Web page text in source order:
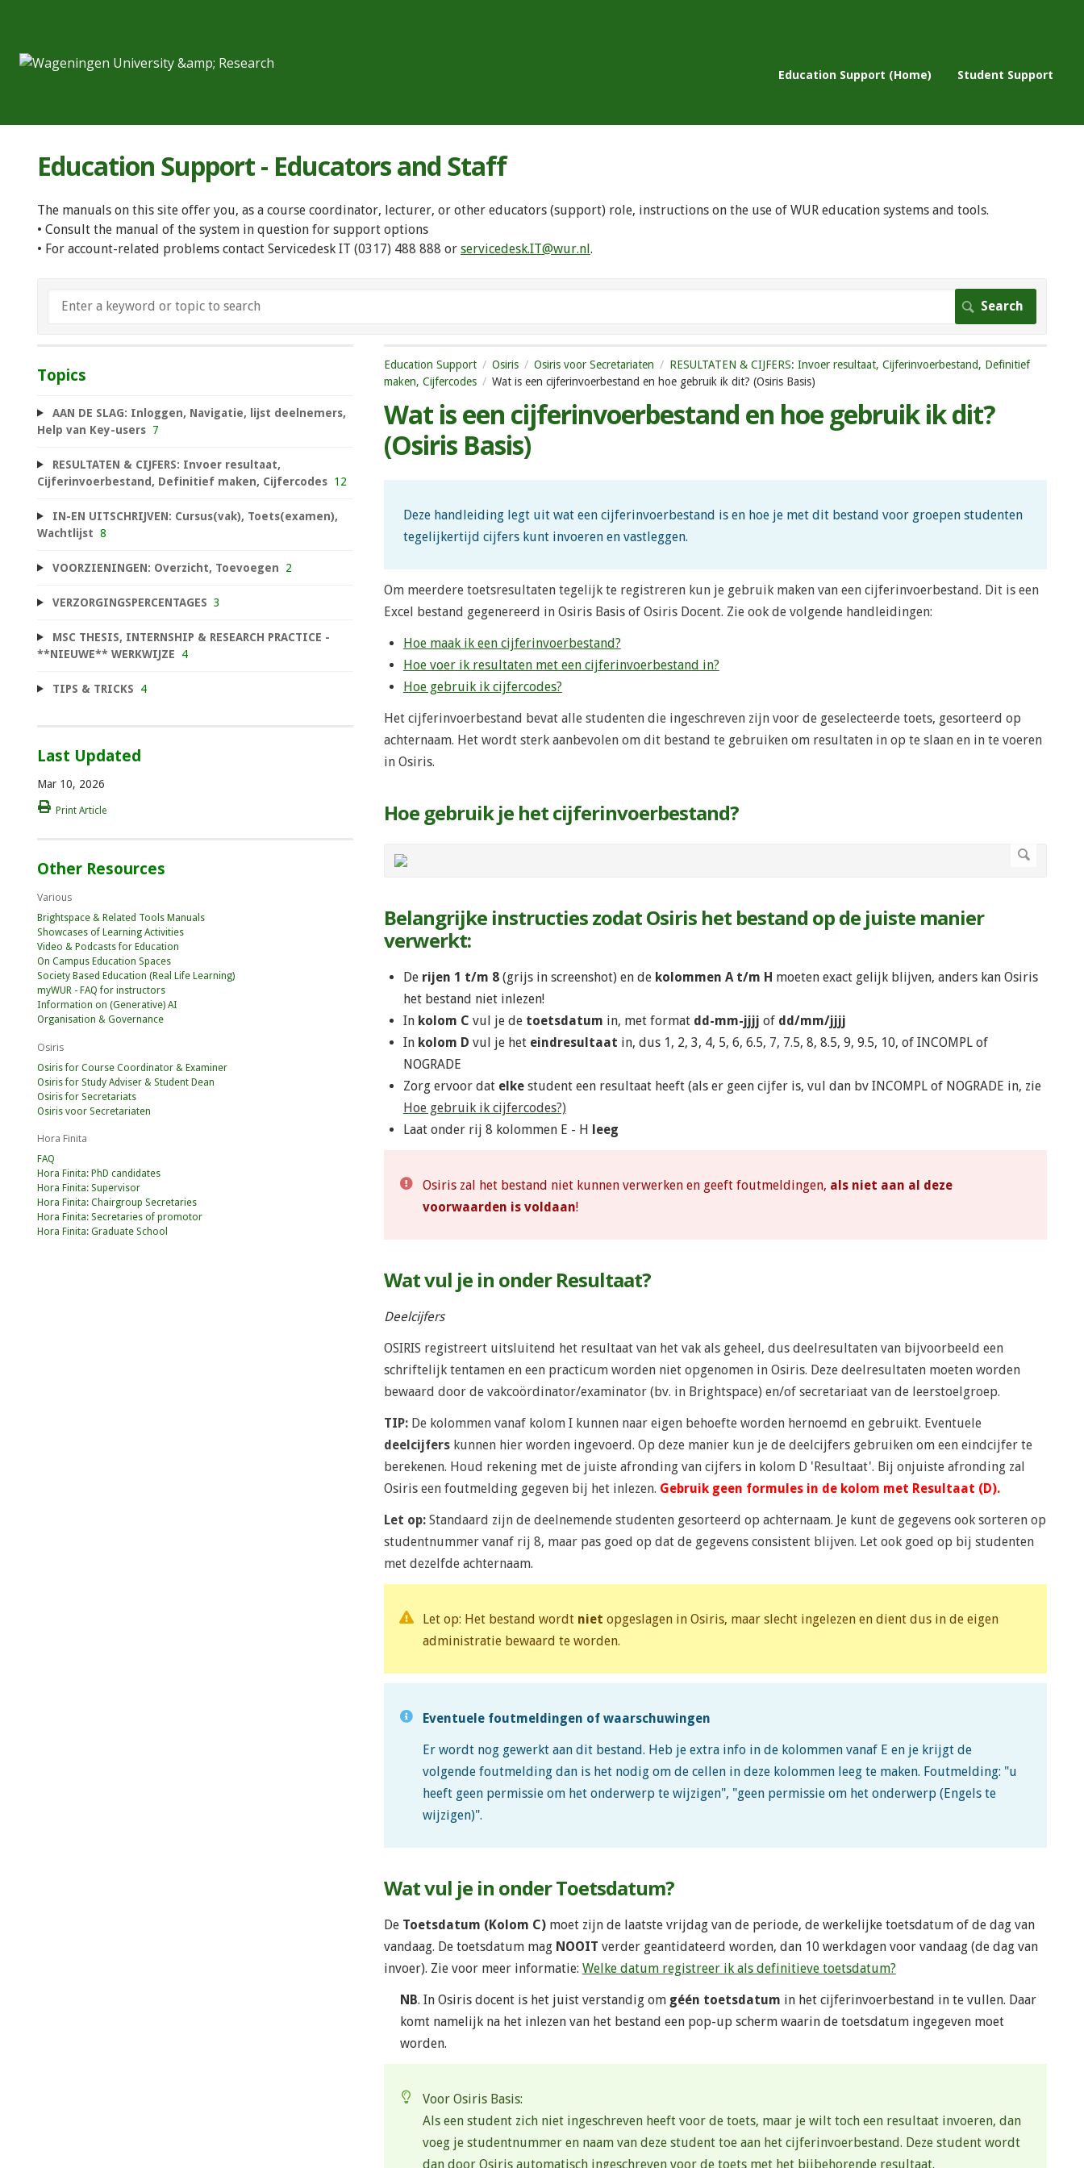
Education Support (Home) Student Support
Education Support - Educators and Staff
The manuals on this site offer you, as a course coordinator, lecturer, or other educators (support) role, instructions on the use of WUR education systems and tools.
• Consult the manual of the system in question for support options
• For account-related problems contact Servicedesk IT (0317) 488 888 or servicedesk.IT@wur.nl.
Education Support Osiris Osiris voor Secretariaten
RESULTATEN & CIJFERS: Invoer resultaat, Cijferinvoerbestand, Definitief
maken, Cijfercodes
Wat is een cijferinvoerbestand en hoe gebruik ik dit? (Osiris Basis)
Wat is een cijferinvoerbestand en hoe gebruik ik dit?
(Osiris Basis)
Deze handleiding legt uit wat een cijferinvoerbestand is en hoe je met dit bestand voor groepen studenten
tegelijkertijd cijfers kunt invoeren en vastleggen.
Om meerdere toetsresultaten tegelijk te registreren kun je gebruik maken van een cijferinvoerbestand. Dit is een
Excel bestand gegenereerd in Osiris Basis of Osiris Docent. Zie ook de volgende handleidingen:
Hoe maak ik een cijferinvoerbestand?
Hoe voer ik resultaten met een cijferinvoerbestand in?
Hoe gebruik ik cijfercodes?
Het cijferinvoerbestand bevat alle studenten die ingeschreven zijn voor de geselecteerde toets, gesorteerd op
achternaam. Het wordt sterk aanbevolen om dit bestand te gebruiken om resultaten in op te slaan en in te voeren
in Osiris.
Hoe gebruik je het cijferinvoerbestand?
Belangrijke instructies zodat Osiris het bestand op de juiste manier
verwerkt:
De rijen 1 t/m 8(grijs in screenshot) en de kolommen A t/m H moeten exact gelijk blijven, anders kan Osiris
het bestand niet inlezen!
In kolom C vul je de toetsdatum in, met format dd-mm-jjjj of dd/mm/jjjj
In kolom D vul je het eindresultaat in, dus 1, 2, 3, 4, 5, 6, 6.5, 7, 7.5, 8, 8.5, 9, 9.5, 10, of INCOMPL of
NOGRADE
Zorg ervoor dat elke student een resultaat heeft (als er geen cijfer is, vul dan bv INCOMPL of NOGRADE in, zie
Hoe gebruik ik cijfercodes?)
Laat onder rij 8 kolommen E - H leeg
Osiris zal het bestand niet kunnen verwerken en geeft foutmeldingen, als niet aan al deze
voorwaarden is voldaan!
Wat vul je in onder Resultaat?
Deelcijfers
OSIRIS registreert uitsluitend het resultaat van het vak als geheel, dus deelresultaten van bijvoorbeeld een
schriftelijk tentamen en een practicum worden niet opgenomen in Osiris. Deze deelresultaten moeten worden
bewaard door de vakcoördinator/examinator (bv. in Brightspace) en/of secretariaat van de leerstoelgroep.
TIP:De kolommen vanaf kolom I kunnen naar eigen behoefte worden hernoemd en gebruikt. Eventuele
deelcijferskunnen hier worden ingevoerd. Op deze manier kun je de deelcijfers gebruiken om een eindcijfer te
berekenen. Houd rekening met de juiste afronding van cijfers in kolom D 'Resultaat'. Bij onjuiste afronding zal
Osiris een foutmelding gegeven bij het inlezen. Gebruik geen formules in de kolom met Resultaat (D).
Let op:Standaard zijn de deelnemende studenten gesorteerd op achternaam. Je kunt de gegevens ook sorteren op
studentnummer vanaf rij 8, maar pas goed op dat de gegevens consistent blijven. Let ook goed op bij studenten
met dezelfde achternaam.
Let op: Het bestand wordt niet opgeslagen in Osiris, maar slecht ingelezen en dient dus in de eigen
administratie bewaard te worden.
Eventuele foutmeldingen of waarschuwingen
Er wordt nog gewerkt aan dit bestand. Heb je extra info in de kolommen vanaf E en je krijgt de
volgende foutmelding dan is het nodig om de cellen in deze kolommen leeg te maken. Foutmelding: "u
heeft geen permissie om het onderwerp te wijzigen", "geen permissie om het onderwerp (Engels te
wijzigen)".
Wat vul je in onder Toetsdatum?
De Toetsdatum (Kolom C)moet zijn de laatste vrijdag van de periode, de werkelijke toetsdatum of de dag van
vandaag. De toetsdatum mag NOOIT verder geantidateerd worden, dan 10 werkdagen voor vandaag (de dag van
invoer). Zie voor meer informatie: Welke datum registreer ik als definitieve toetsdatum?
NB. In Osiris docent is het juist verstandig om géén toetsdatum in het cijferinvoerbestand in te vullen. Daar
komt namelijk na het inlezen van het bestand een pop-up scherm waarin de toetsdatum ingegeven moet
worden.
Voor Osiris Basis:
Als een student zich niet ingeschreven heeft voor de toets, maar je wilt toch een resultaat invoeren, dan
voeg je studentnummer en naam van deze student toe aan het cijferinvoerbestand. Deze student wordt
dan door Osiris automatisch ingeschreven voor de toets met het bijbehorende resultaat.
Topics
AAN DE SLAG: Inloggen, Navigatie, lijst deelnemers,
Help van Key-users 7
RESULTATEN & CIJFERS: Invoer resultaat,
Cijferinvoerbestand, Definitief maken, Cijfercodes 12
IN-EN UITSCHRIJVEN: Cursus(vak), Toets(examen),
Wachtlijst 8
VOORZIENINGEN: Overzicht, Toevoegen 2
VERZORGINGSPERCENTAGES 3
MSC THESIS, INTERNSHIP & RESEARCH PRACTICE -
**NIEUWE** WERKWIJZE
4
TIPS & TRICKS 4
Last Updated
Mar 10, 2026
Print Article
Other Resources
Various
Brightspace & Related Tools Manuals
Showcases of Learning Activities
Video & Podcasts for Education
On Campus Education Spaces
Society Based Education (Real Life Learning)
myWUR - FAQ for instructors
Information on (Generative) AI
Organisation & Governance
Osiris
Osiris for Course Coordinator & Examiner
Osiris for Study Adviser & Student Dean
Osiris for Secretariats
Osiris voor Secretariaten
Hora Finita
FAQ
Hora Finita: PhD candidates
Hora Finita: Supervisor
Hora Finita: Chairgroup Secretaries
Hora Finita: Secretaries of promotor
Hora Finita: Graduate School